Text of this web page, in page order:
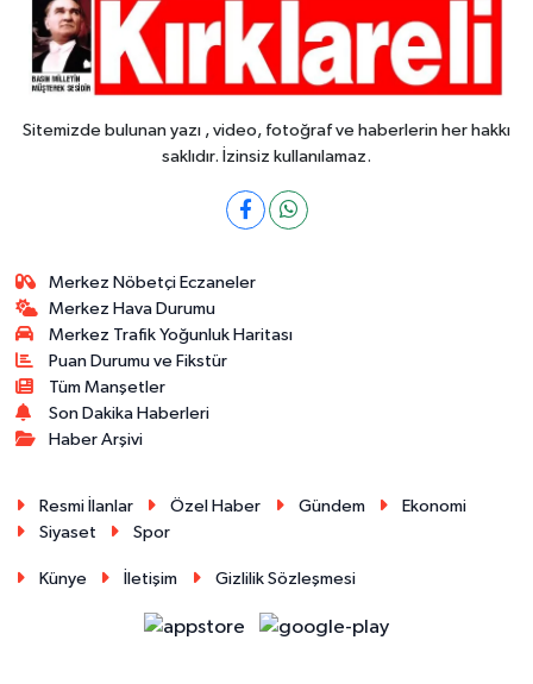
Sitemizde bulunan yazı , video, fotoğraf ve haberlerin her hakkı
saklıdır. İzinsiz kullanılamaz.
Merkez Nöbetçi Eczaneler
Merkez Hava Durumu
Merkez Trafik Yoğunluk Haritası
Puan Durumu ve Fikstür
Tüm Manşetler
Son Dakika Haberleri
Haber Arşivi
Resmi İlanlar Özel Haber Gündem
Ekonomi
Siyaset
Spor
Künye İletişim Gizlilik Sözleşmesi